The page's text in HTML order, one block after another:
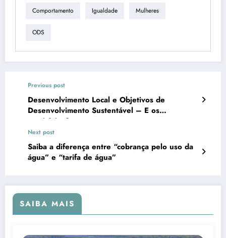
Comportamento Igualdade Mulheres
ODS
Previous post
Desenvolvimento Local e Objetivos de
Desenvolvimento Sustentável – E os
municípios?
Next post
Saiba a diferença entre “cobrança pelo uso da
água” e “tarifa de água”
SAIBA MAIS